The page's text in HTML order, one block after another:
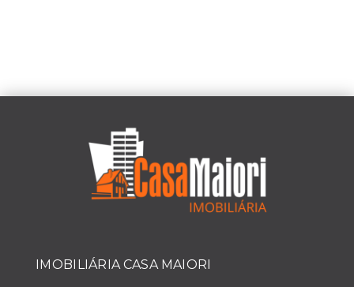
IMOBILIÁRIA CASA MAIORI